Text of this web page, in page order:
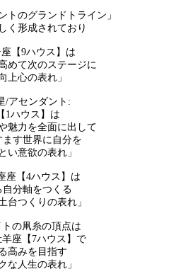
トのグランドトライン」
く形成されており
【9ハウス】は
めて次のステージに
上心の表れ」
/アセンダント:
1ハウス】は
魅力を全面に出して
ます世界に自分を
い意欲の表れ」
座【4ハウス】は
自分軸をつくる
台つくりの表れ」
の凧糸の頂点は
座【7ハウス】で
高みを目指す
な人生の表れ」